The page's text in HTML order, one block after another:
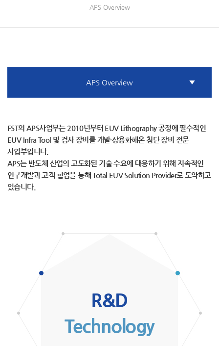
APS Overview
APS Overview
FST의 APS사업부는 2010년부터 EUV Lithography 공정에 필수적인
EUV Infra Tool 및 검사 장비를 개발·상용화해온 첨단 장비 전문
사업부입니다.
APS는 반도체 산업의 고도화된 기술 수요에 대응하기 위해 지속적인
연구개발과 고객 협업을 통해 Total EUV Solution Provider로 도약하고
있습니다.
R&D
Technology